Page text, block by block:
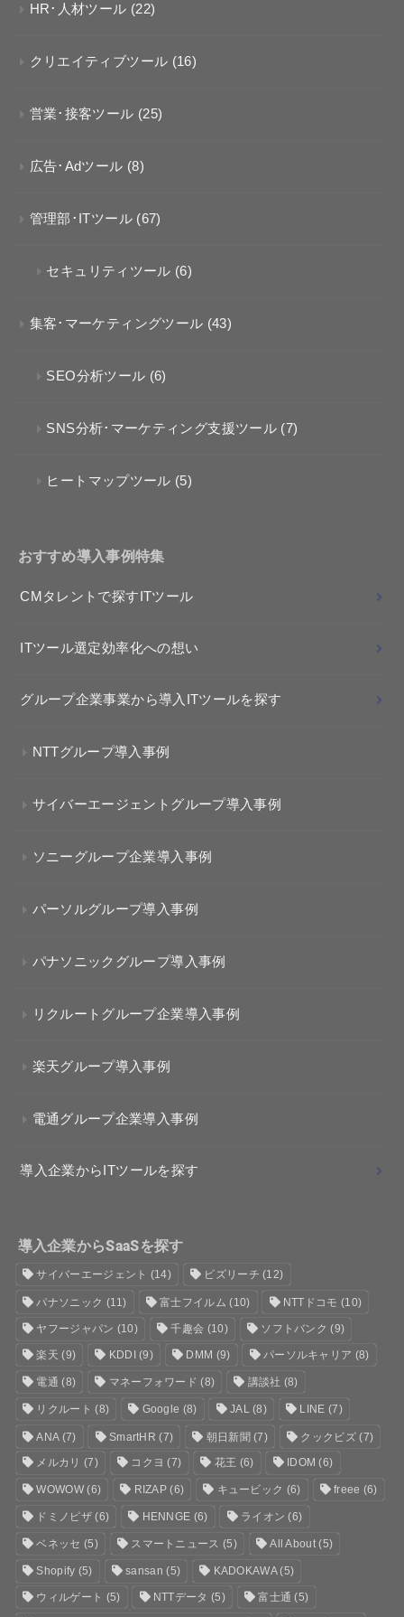
HR･人材ツール (22)
クリエイティブツール (16)
営業･接客ツール (25)
広告･Adツール (8)
管理部･ITツール (67)
セキュリティツール (6)
集客･マーケティングツール (43)
SEO分析ツール (6)
SNS分析･マーケティング支援ツール (7)
ヒートマップツール (5)
おすすめ導入事例特集
CMタレントで探すITツール
ITツール選定効率化への想い
グループ企業事業から導入ITツールを探す
NTTグループ導入事例
サイバーエージェントグループ導入事例
ソニーグループ企業導入事例
パーソルグループ導入事例
パナソニックグループ導入事例
リクルートグループ企業導入事例
楽天グループ導入事例
電通グループ企業導入事例
導入企業からITツールを探す
導入企業からSaaSを探す
サイバーエージェント (14) ビズリーチ (12)
パナソニック (11) 富士フイルム (10) NTTドコモ (10)
ヤフージャパン (10) 千趣会 (10) ソフトバンク (9)
楽天 (9) KDDI (9) DMM (9) パーソルキャリア (8)
電通 (8) マネーフォワード (8) 講談社 (8)
リクルート (8) Google (8) JAL(8) LINE (7)
ANA(7) SmartHR (7) 朝日新聞(7) クックビズ(7)
メルカリ (7) コクヨ (7) 花王 (6) IDOM (6)
WOWOW(6) RIZAP (6) キュービック (6) freee (6)
ドミノピザ(6) HENNGE (6) ライオン (6)
ベネッセ (5) スマートニュース (5) All About(5)
Shopify (5) sansan (5) KADOKAWA(5)
ウィルゲート (5) NTTデータ (5) 富士通 (5)